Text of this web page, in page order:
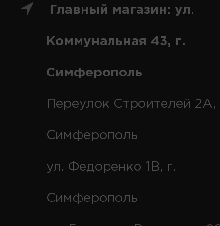
Главный магазин: ул.
Коммунальная 43, г.
Симферополь
Переулок Строителей 2А,
Симферополь
ул. Федоренко 1В, г.
Симферополь